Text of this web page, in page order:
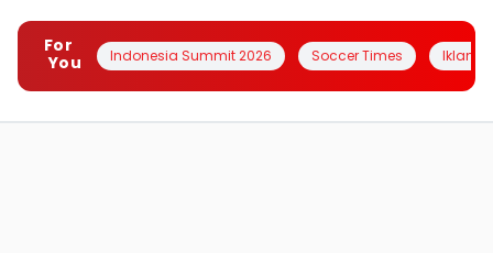
For
You
Indonesia Summit 2026 Soccer Times Iklanin